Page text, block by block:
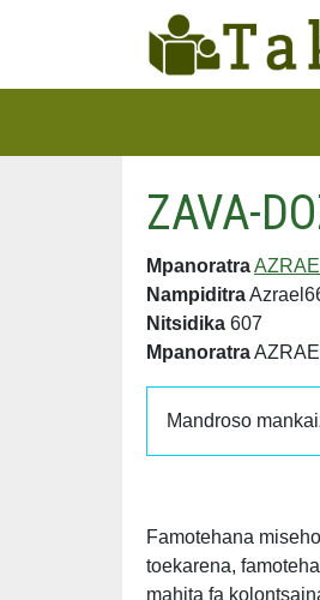
ZAVA-
Mpanoratra
Nampiditra
Nitsidika 607
Mpanoratra
Mandroso
Famotehana
toekarena,
mahita fa